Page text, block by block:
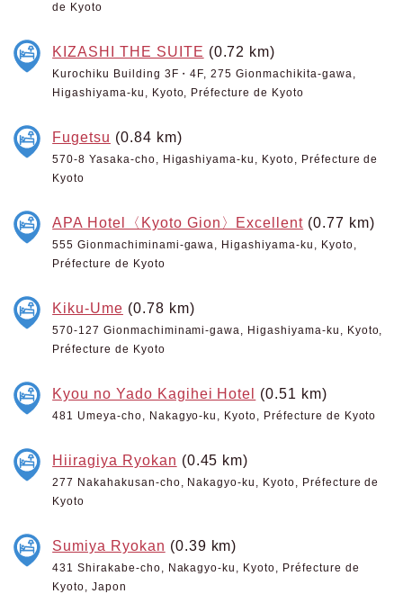
de Kyoto
KIZASHI THE SUITE (0.72 km)
Kurochiku Building 3F・4F, 275 Gionmachikita-gawa,
Higashiyama-ku, Kyoto, Préfecture de Kyoto
Fugetsu (0.84 km)
570-8 Yasaka-cho, Higashiyama-ku, Kyoto, Préfecture de
Kyoto
APA Hotel〈Kyoto Gion〉Excellent (0.77 km)
555 Gionmachiminami-gawa, Higashiyama-ku, Kyoto,
Préfecture de Kyoto
Kiku-Ume (0.78 km)
570-127 Gionmachiminami-gawa, Higashiyama-ku, Kyoto,
Préfecture de Kyoto
Kyou no Yado Kagihei Hotel (0.51 km)
481 Umeya-cho, Nakagyo-ku, Kyoto, Préfecture de Kyoto
Hiiragiya Ryokan (0.45 km)
277 Nakahakusan-cho, Nakagyo-ku, Kyoto, Préfecture de
Kyoto
Sumiya Ryokan (0.39 km)
431 Shirakabe-cho, Nakagyo-ku, Kyoto, Préfecture de
Kyoto, Japon